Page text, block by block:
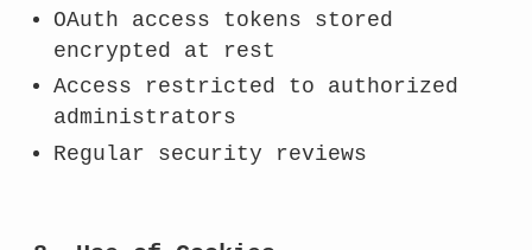
OAuth access tokens stored
encrypted at rest
Access restricted to authorized
administrators
Regular security reviews